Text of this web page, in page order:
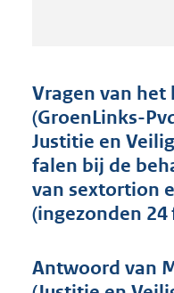
Vragen van
(GroenLinks-
Justitie en
falen bij de
van sextortion
(ingezonden 24
Antwoord van